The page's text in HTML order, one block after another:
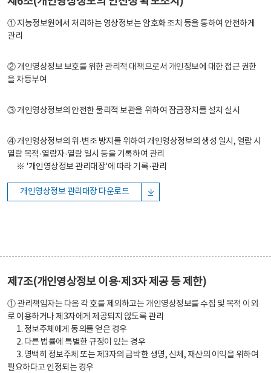
① 지능정보원에서 처리하는 영상정보는 암호화 조치 등을 통하여 안전하게
관리
② 개인영상정보 보호를 위한 관리적 대책으로서 개인정보에 대한 접근 권한
을 차등부여
③ 개인영상정보의 안전한 물리적 보관을 위하여 잠금장치를 설치 실시
④ 개인영상정보의 위·변조 방지를 위하여 개인영상정보의 생성 일시, 열람 시
열람 목적·열람자·열람 일시 등을 기록하여 관리
※ '개인영상정보 관리대장'에 따라 기록·관리
개인영상정보 관리대장 다운로드
제7조(개인영상정보 이용·제3자 제공 등 제한)
① 관리책임자는 다음 각 호를 제외하고는 개인영상정보를 수집 및 목적 이외
로 이용하거나 제3자에게 제공되지 않도록 관리
1. 정보주체에게 동의를 얻은 경우
2. 다른 법률에 특별한 규정이 있는 경우
3. 명백히 정보주체 또는 제3자의 급박한 생명, 신체, 재산의 이익을 위하여
필요하다고 인정되는 경우